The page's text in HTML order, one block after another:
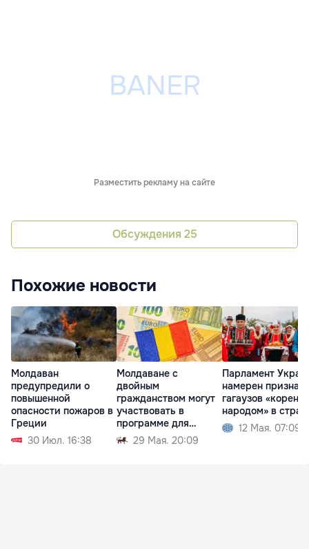
Разместить рекламу на сайте
Обсуждения 25
Похожие новости
Молдаван
предупредили о
повышенной
опасности пожаров в
Греции
30 Июл. 16:38
Молдаване с
двойным
гражданством могут
участвовать в
программе для
румынской диаспоры
29 Мая. 20:09
Парламент
намерен признать
гагаузов
народом» в
12 Мая. 07:09